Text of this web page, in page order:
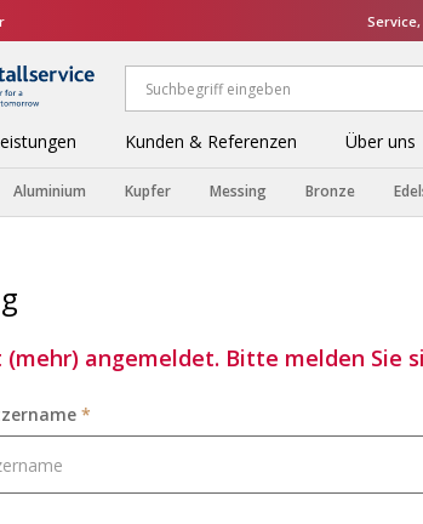
Kunden & Referenzen Über uns
Aluminium Kupfer Messing Bronze
(mehr) angemeldet. Bitte melden Sie
*